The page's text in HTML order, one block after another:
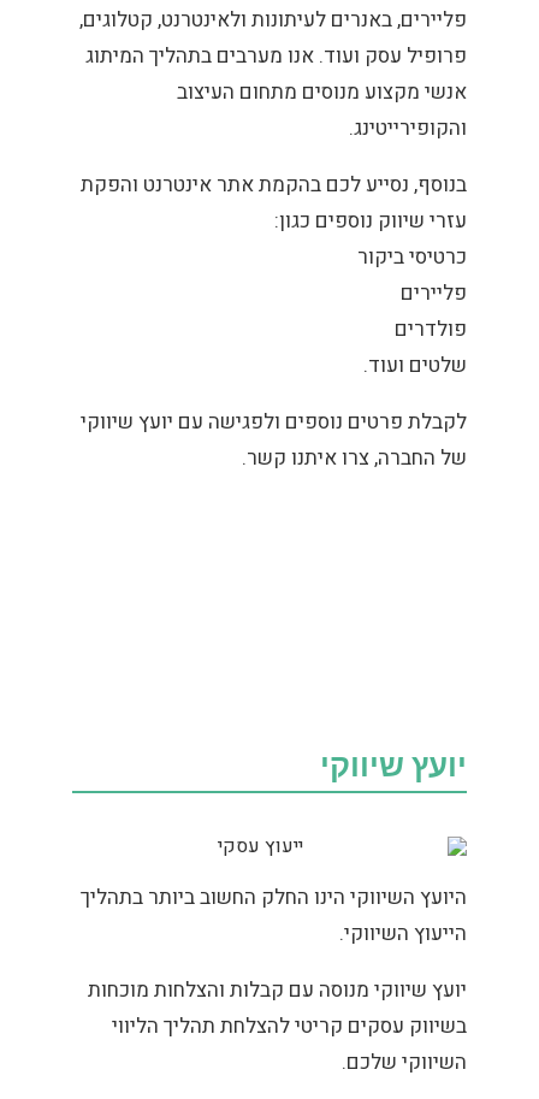
פליירים, באנרים לעיתונות ולאינטרנט, קטלוגים,
פרופיל עסק ועוד. אנו מערבים בתהליך המיתוג
אנשי מקצוע מנוסים מתחום העיצוב
והקופירייטינג.
בנוסף, נסייע לכם בהקמת אתר אינטרנט והפקת
עזרי שיווק נוספים כגון:
כרטיסי ביקור
פליירים
פולדרים
שלטים ועוד.
לקבלת פרטים נוספים ולפגישה עם יועץ שיווקי
של החברה, צרו איתנו קשר.
יועץ שיווקי
היועץ השיווקי הינו החלק החשוב ביותר בתהליך
הייעוץ השיווקי.
יועץ שיווקי מנוסה עם קבלות והצלחות מוכחות
בשיווק עסקים קריטי להצלחת תהליך הליווי
השיווקי שלכם.